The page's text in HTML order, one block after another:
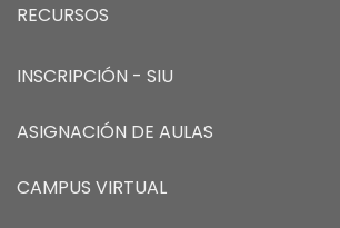
RECURSOS
INSCRIPCIÓN - SIU
ASIGNACIÓN DE AULAS
CAMPUS VIRTUAL